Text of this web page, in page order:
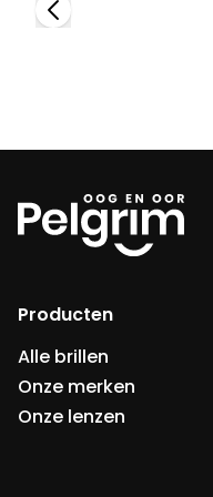
Producten
Alle brillen
Onze merken
Onze lenzen